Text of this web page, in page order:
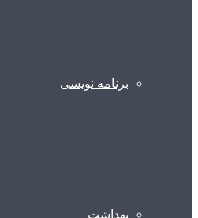
برنامه نویسی
بهداشت